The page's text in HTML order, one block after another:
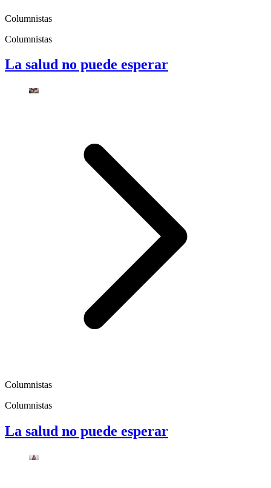
Columnistas
Columnistas
La salud no puede esperar
Columnistas
Columnistas
La salud no puede esperar